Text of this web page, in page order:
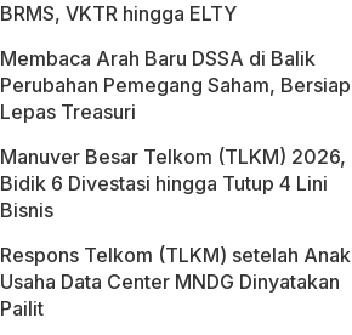
BRMS, VKTR hingga ELTY
Membaca Arah Baru DSSA di Balik
Perubahan Pemegang Saham, Bersiap
Lepas Treasuri
Manuver Besar Telkom (TLKM) 2026,
Bidik 6 Divestasi hingga Tutup 4 Lini
Bisnis
Respons Telkom (TLKM) setelah Anak
Usaha Data Center MNDG Dinyatakan
Pailit